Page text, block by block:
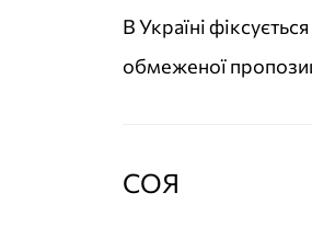
В Україні
обмеженої
СОЯ